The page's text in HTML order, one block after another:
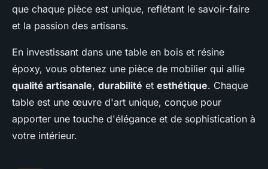
que chaque pièce est unique, reflétant le savoir-faire
et la passion des artisans.
En investissant dans une table en bois et résine
époxy, vous obtenez une pièce de mobilier qui allie
qualité artisanale, durabilité et esthétique. Chaque
table est une œuvre d'art unique, conçue pour
apporter une touche d'élégance et de sophistication à
votre intérieur.